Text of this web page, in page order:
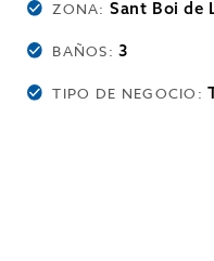
ZONA:Sant Boi de
BAÑOS:3
TIPO DE NEGOCIO: